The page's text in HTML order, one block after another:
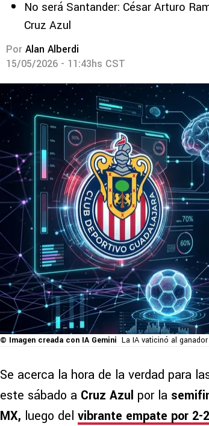
No será Santander: César Arturo
Cruz Azul
Por Alan Alberdi
15/05/2026 - 11:43hs CST
© Imagen creada con IA Gemini La IA vaticinó al
Se acerca la hora de la verdad para
este sábado a Cruz Azul por la
MX, luego del vibrante empate por 2-